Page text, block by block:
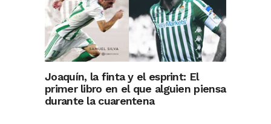
Joaquín, la finta y el esprint: El
primer libro en el que alguien piensa
durante la cuarentena